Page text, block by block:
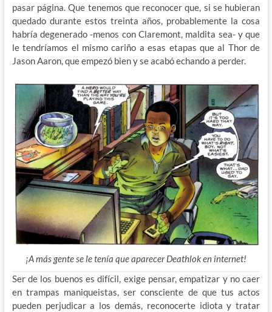
pasar página. Que tenemos que reconocer que, si se hubieran
quedado durante estos treinta años, probablemente la cosa
habría degenerado -menos con Claremont, maldita sea- y que
le tendríamos el mismo cariño a esas etapas que al Thor de
Jason Aaron, que empezó bien y se acabó echando a perder.
¡A más gente se le tenía que aparecer Deathlok en internet!
Ser de los buenos es difícil, exige pensar, empatizar y no caer
en trampas maniqueistas, ser consciente de que tus actos
pueden perjudicar a los demás, reconocerte idiota y tratar